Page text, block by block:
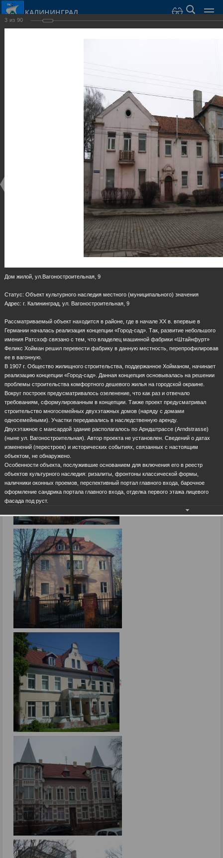
КАЛИНИНГРАД
3 из 90
Дом жилой, ул.Вагоностроительная, 9
Статус: Объект культурного наследия местного (муниципального) значения
Адрес: г. Калининград, ул. Вагоностроительная, 9
Рассматриваемый объект находится в районе, где в начале XX в. впервые в
Германии началась реализация концепции «Город-сад». Так, развитие небольшого
имения Ратсхоф связано с тем, что владелец машинной фабрики «Штайнфурт»
Феликс Хойман решил перевести фабрику в данную местность, перепрофилировав
ее в вагонную.
В 1907 г. Общество жилищного строительства, поддержанное Хойманом, начинает
реализацию концепции «Город-сад». Данная концепция основывалась на решении
проблемы строительства комфортного дешевого жилья на городской окраине.
Вокруг построек предусматривалось озеленение, что как раз и отвечало
требованиям, сформулированным в концепции. Также проект предусматривал
строительство многосемейных двухэтажных домов (наряду с домами
односемейными). Участки передавались в наследственную аренду.
Двухэтажное с мансардой здание располагалось по Арндштрассе (Arndstrasse)
(ныне ул. Вагоностроительная). Автор проекта не установлен. Сведений о датах
изменений (перестроек) и исторических событиях, связанных с настоящим
объектом, не обнаружено.
Особенности объекта, послужившие основанием для включения его в реестр
объектов культурного наследия: ризалиты, фронтоны классической формы,
наличники оконных проемов, перспективный портал главного входа, барочное
оформление сандрика портала главного входа, отделка первого этажа лицевого
фасада под руст.